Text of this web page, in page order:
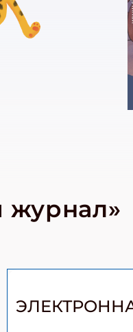
журнал»